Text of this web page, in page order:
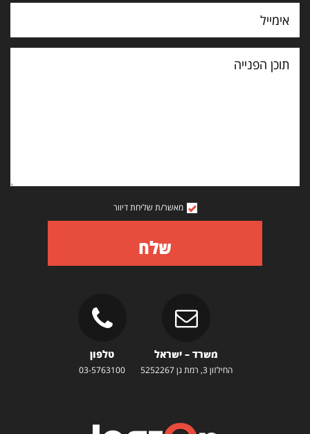
תוכן
הפנייה
מאשר/ת שליחת דיוור
שלח
משרד – ישראל
החילזון 3, רמת גן 5252267
טלפון
03-5763100